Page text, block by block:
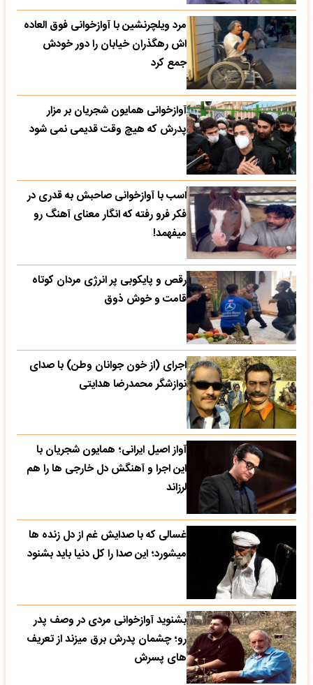
مرد ویلچرنشین با آوازخوانی فوق العاده
اش رهگذران خیابان را دور خودش
جمع کرد
آوازخوانی همایون شجریان بر مزار
پدرش که هیچ وقت قدیمی نمی شود
اسب با آوازخوانی صاحبش به قدری در
فکر فرو رفته که انگار معنای آهنگ رو
میفهمد!
رقص و پایکوبی پر انرژی مردان کوتاه
قامت و خوش ذوق
اجرای (از خون جوانان وطن) با صدای
نوازشگر محمدرضا هدایتی
آواز اصیل ایرانی؛ همایون شجریان با
این اجرا و آهنگش دل خارجی ها را هم
لرزاند
غسالی که با صدایش غم از دل زنده ها
میشورد؛ این صدا را کل دنیا باید بشنود
بشنوید آوازخوانی مردی در وصف پدر
رو؛ چشمان پدرش برق میزند از تعریف
های پسرش